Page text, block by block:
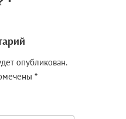
опубликован.
*